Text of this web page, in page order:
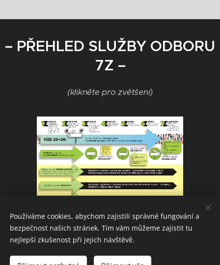
– PŘEHLED SLUŽBY ODBORU
7Z –
(klikněte pro zvětšení)
Používáme cookies, abychom zajistili správné fungování a
bezpečnost našich stránek. Tím vám můžeme zajistit tu
nejlepší zkušenost při jejich návštěvě.